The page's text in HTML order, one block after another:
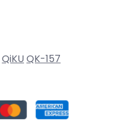
QiKU QK-157